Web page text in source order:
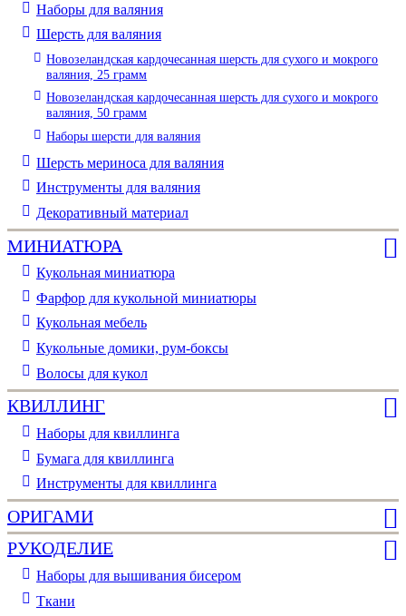
Наборы для валяния
Шерсть для валяния
Новозеландская кардочесанная шерсть для сухого и мокрого
валяния, 25 грамм
Новозеландская кардочесанная шерсть для сухого и мокрого
валяния, 50 грамм
Наборы шерсти для валяния
Шерсть мериноса для валяния
Инструменты для валяния
Декоративный материал
МИНИАТЮРА
Кукольная миниатюра
Фарфор для кукольной миниатюры
Кукольная мебель
Кукольные домики, рум-боксы
Волосы для кукол
КВИЛЛИНГ
Наборы для квиллинга
Бумага для квиллинга
Инструменты для квиллинга
ОРИГАМИ
РУКОДЕЛИЕ
Наборы для вышивания бисером
Ткани